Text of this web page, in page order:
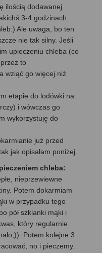
ilością dodawanej
3-4 godzinach
Ale uwaga, bo ten
nie tak silny. Jeśli
upieczeniu chleba (co
to
wziąć go więcej niż
etapie do lodówki na
i wówczas go
wykorzystuję do
już przed
jak opisałam poniżej.
chleba:
nieprzewiewne
Potem dokarmiam
w przypadku tego
pół szklanki mąki i
który regularnie
Potem kolejne 3
no i pieczemy.